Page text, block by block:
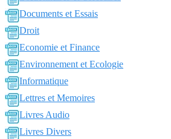
Documents et Essais
Droit
Economie et Finance
Environnement et Ecologie
Informatique
Lettres et Memoires
Livres Audio
Livres Divers